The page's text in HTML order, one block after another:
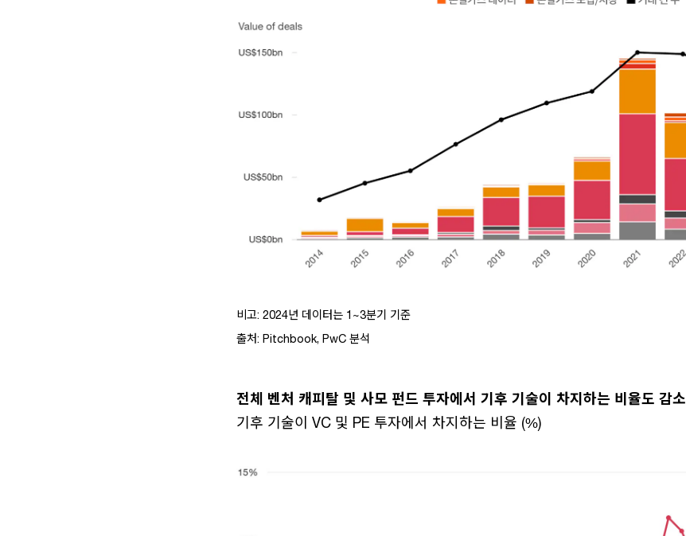
비고: 2024년 데이터는 1~3분기 기준
출처: Pitchbook, PwC 분석
전체 벤처 캐피탈 및 사모 펀드 투자에서 기후 기술이 차지하는 비율도 감소
기후 기술이 VC 및 PE 투자에서 차지하는 비율 (%)